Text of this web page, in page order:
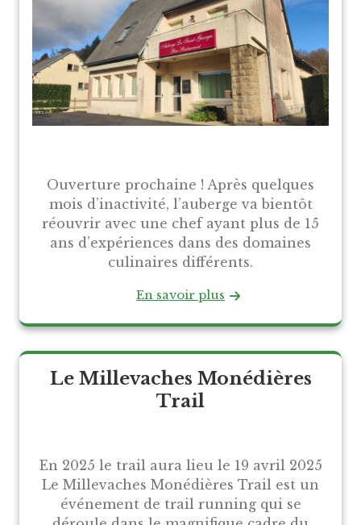
Ouverture prochaine ! Après quelques
mois d’inactivité, l’auberge va bientôt
réouvrir avec une chef ayant plus de 15
ans d’expériences dans des domaines
culinaires différents.
En savoir plus
Le Millevaches Monédières
Trail
En 2025 le trail aura lieu le 19 avril 2025
Le Millevaches Monédières Trail est un
événement de trail running qui se